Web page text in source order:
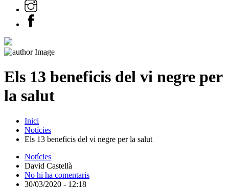
Els 13 beneficis del vi negre per
la salut
Inici
Notícies
Els 13 beneficis del vi negre per la salut
Notícies
David Castellà
No hi ha comentaris
30/03/2020 - 12:18